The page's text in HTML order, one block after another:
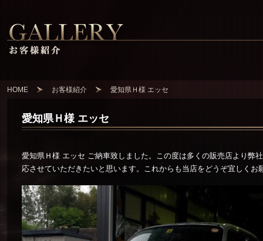
HOME お客様紹介 愛知県Ｈ様 エッセ
愛知県Ｈ様 エッセ
愛知県Ｈ様 エッセ ご納車致しました。この度は多くの販売店より弊
応させていただきたいと思います。これからも当店をどうぞ宜しく